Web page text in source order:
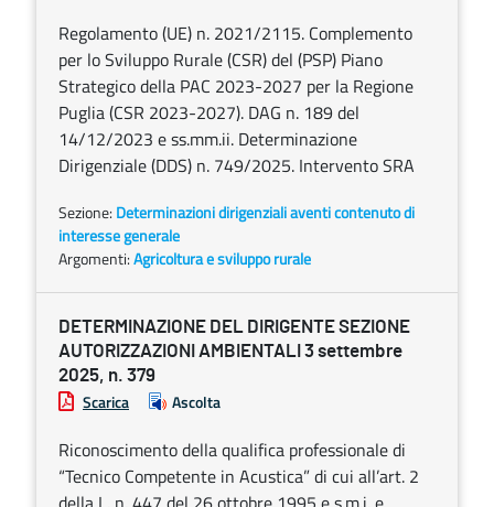
Regolamento (UE) n. 2021/2115. Complemento
per lo Sviluppo Rurale (CSR) del (PSP) Piano
Strategico della PAC 2023-2027 per la Regione
Puglia (CSR 2023-2027). DAG n. 189 del
14/12/2023 e ss.mm.ii. Determinazione
Dirigenziale (DDS) n. 749/2025. Intervento SRA
Sezione: Determinazioni dirigenziali aventi contenuto di
interesse generale
Argomenti:Agricoltura e sviluppo rurale
DETERMINAZIONE DEL DIRIGENTE SEZIONE
AUTORIZZAZIONI AMBIENTALI 3 settembre
2025, n. 379
Scarica Ascolta
Riconoscimento della qualifica professionale di
“Tecnico Competente in Acustica” di cui all’art. 2